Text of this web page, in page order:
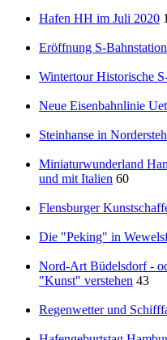
Hafen HH im Juli 2020
Eröffnung S-
Wintertour Historische
Neue Eisenbahnlinie
Steinhanse in
Miniaturwunderland
und mit Italien 60
Flensburger
Die "Peking" in
Nord-Art Büdelsdorf -
"Kunst" verstehen 43
Regenwetter und